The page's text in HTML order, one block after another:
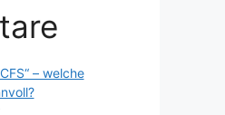
– welche